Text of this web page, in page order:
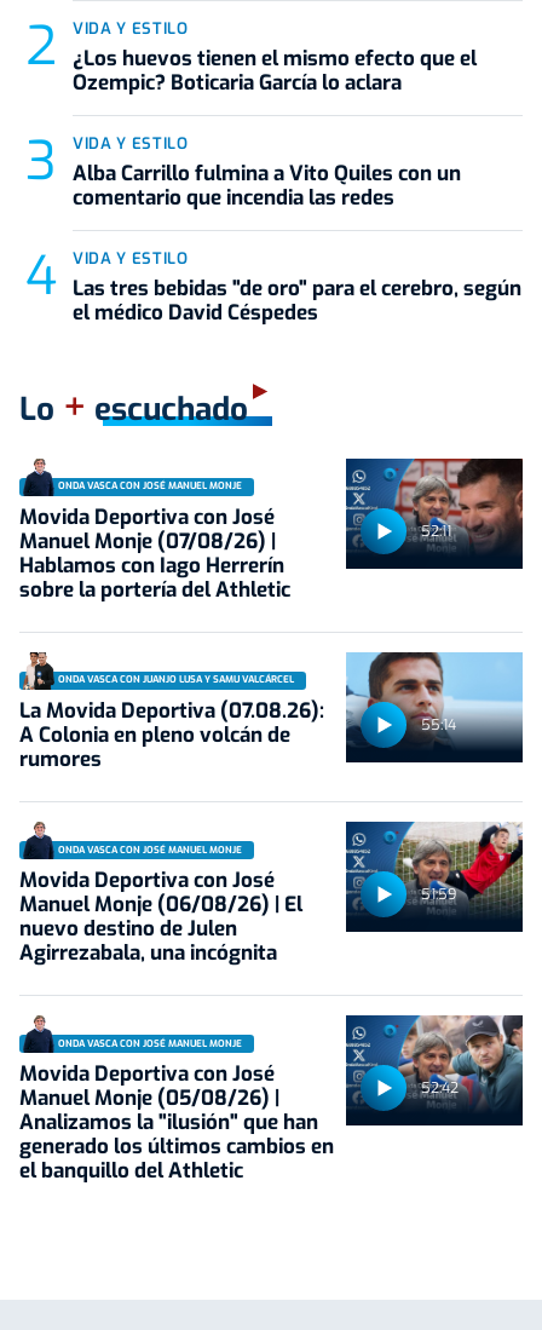
VIDA Y ESTILO
¿Los huevos tienen el mismo efecto que el
Ozempic? Boticaria García lo aclara
VIDA Y ESTILO
Alba Carrillo fulmina a Vito Quiles con un
comentario que incendia las redes
VIDA Y ESTILO
Las tres bebidas "de oro" para el cerebro, según
el médico David Céspedes
Lo + escuchado
52:11
ONDA VASCA CON JOSÉ MANUEL MONJE
Movida Deportiva con José
Manuel Monje (07/08/26) |
Hablamos con Iago Herrerín
sobre la portería del Athletic
55:14
ONDA VASCA CON JUANJO LUSA Y SAMU VALCÁRCEL
La Movida Deportiva (07.08.26):
A Colonia en pleno volcán de
rumores
51:59
ONDA VASCA CON JOSÉ MANUEL MONJE
Movida Deportiva con José
Manuel Monje (06/08/26) | El
nuevo destino de Julen
Agirrezabala, una incógnita
52:42
ONDA VASCA CON JOSÉ MANUEL MONJE
Movida Deportiva con José
Manuel Monje (05/08/26) |
Analizamos la "ilusión" que han
generado los últimos cambios en
el banquillo del Athletic